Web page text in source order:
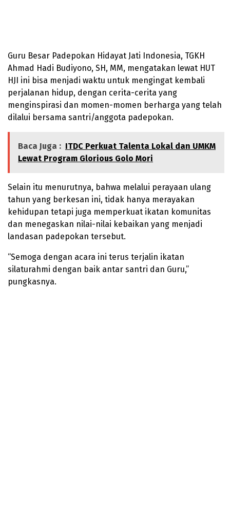
Guru Besar Padepokan Hidayat Jati Indonesia, TGKH
Ahmad Hadi Budiyono, SH, MM, mengatakan lewat HUT
HJI ini bisa menjadi waktu untuk mengingat kembali
perjalanan hidup, dengan cerita-cerita yang
menginspirasi dan momen-momen berharga yang telah
dilalui bersama santri/anggota padepokan.
Baca Juga : ITDC Perkuat Talenta Lokal dan UMKM
Lewat Program Glorious Golo Mori
Selain itu menurutnya, bahwa melalui perayaan ulang
tahun yang berkesan ini, tidak hanya merayakan
kehidupan tetapi juga memperkuat ikatan komunitas
dan menegaskan nilai-nilai kebaikan yang menjadi
landasan padepokan tersebut.
“Semoga dengan acara ini terus terjalin ikatan
silaturahmi dengan baik antar santri dan Guru,”
pungkasnya.